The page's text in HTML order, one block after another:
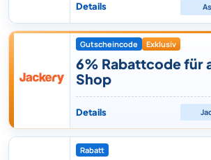
Details
Gutscheincode Exklusiv
6% Rabattcode für
Shop
Details
Rabatt